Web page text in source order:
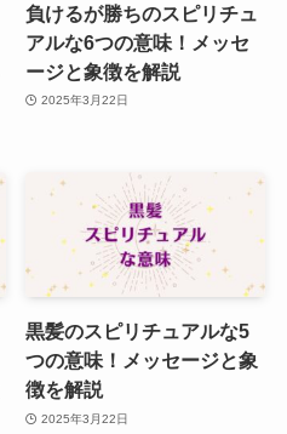
負けるが勝ちのスピリチュ
アルな6つの意味！メッセ
ージと象徴を解説
2025年3月22日
黒髪のスピリチュアルな5
つの意味！メッセージと象
徴を解説
2025年3月22日